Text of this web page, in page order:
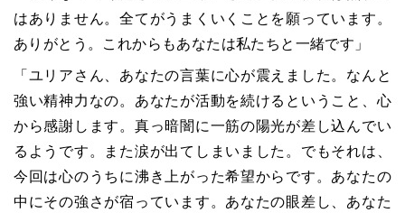
はありません。全てがうまくいくことを願っています。
ありがとう。これからもあなたは私たちと一緒です」
「ユリアさん、あなたの言葉に心が震えました。なんと
強い精神力なの。あなたが活動を続けるということ、心
から感謝します。真っ暗闇に一筋の陽光が差し込んでい
るようです。また涙が出てしまいました。でもそれは、
今回は心のうちに沸き上がった希望からです。あなたの
中にその強さが宿っています。あなたの眼差し、あなた